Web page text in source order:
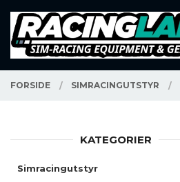
innholdet
PRODUKTER
Lukk
FORSIDE SIMRACINGUTSTYR
KATEGORIER
Simracingutstyr